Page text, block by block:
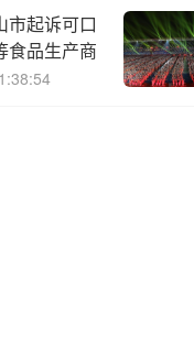
起诉可口
食品生产商